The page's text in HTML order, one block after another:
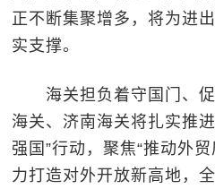
正不断集聚增多，将为进
实支撑。
海关担负着守国门、促
海关、济南海关将扎实推
强国”行动，聚焦“推动外
力打造对外开放新高地，